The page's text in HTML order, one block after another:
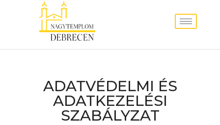
ADATVÉDELMI ÉS
ADATKEZELÉSI
SZABÁLYZAT